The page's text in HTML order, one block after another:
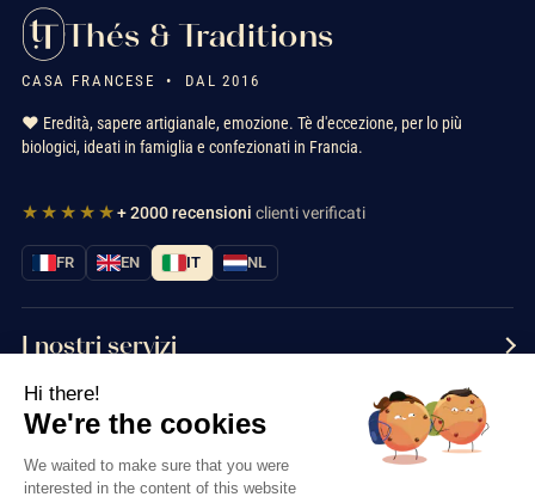
Thés & Traditions
CASA FRANCESE • DAL 2016
❤️ Eredità, sapere artigianale, emozione. Tè d'eccezione, per lo più
biologici, ideati in famiglia e confezionati in Francia.
★★★★★+ 2000 recensioni clienti verificati
FR EN IT NL
I nostri servizi
Informazioni
Contattaci
Hi there!
We're the cookies
We waited to make sure that you were
interested in the content of this website